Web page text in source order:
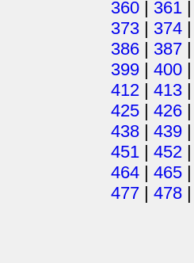
360 | 361 |
373 | 374 |
386 | 387 |
399 | 400 |
412 | 413 |
425 | 426 |
438 | 439 |
451 | 452 |
464 | 465 |
477 | 478 |